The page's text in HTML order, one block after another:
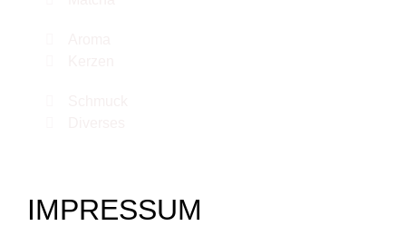
IMPRESSUM